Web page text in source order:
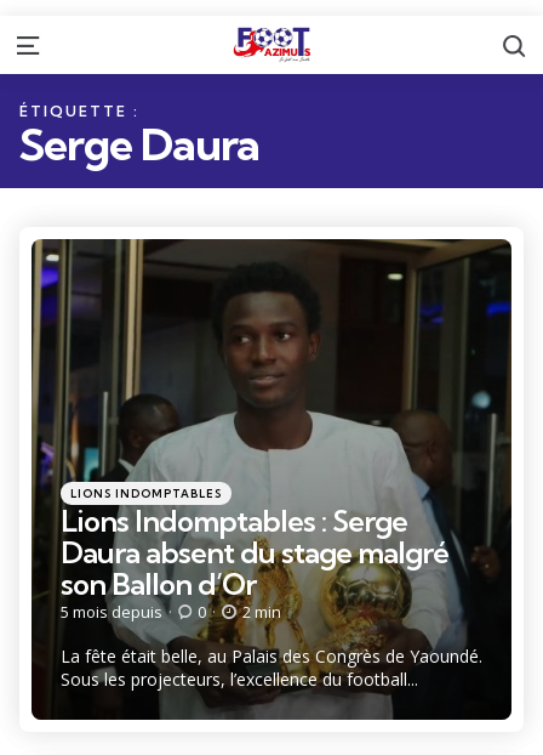
Menu
ÉTIQUETTE :
Serge Daura
Catégories
Posté
dans
LIONS INDOMPTABLES
Lions Indomptables : Serge
Daura absent du stage malgré
son Ballon d’Or
5 mois depuis 0 2 min
La fête était belle, au Palais des Congrès de Yaoundé.
Sous les projecteurs, l’excellence du football...